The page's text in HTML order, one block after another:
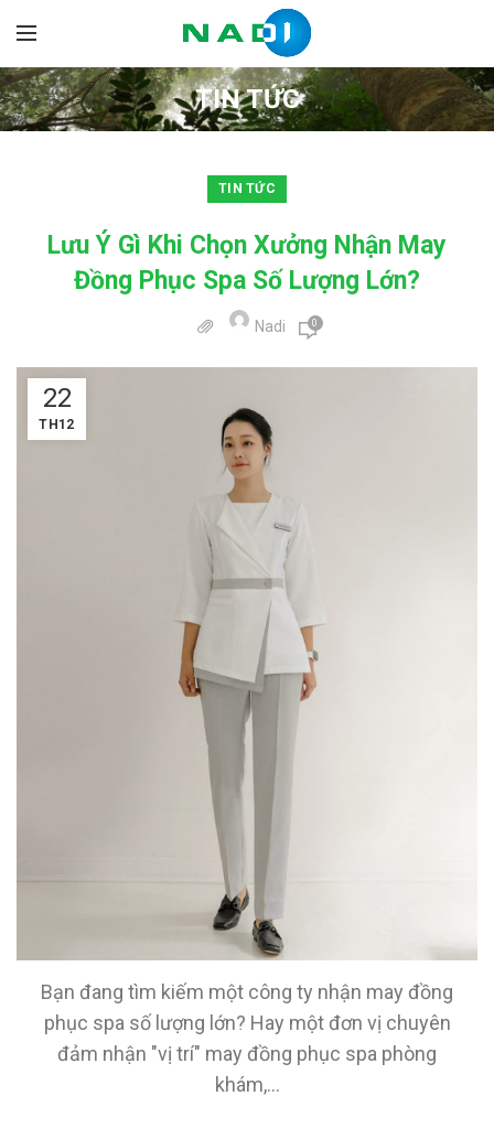
TIN TỨC
TIN TỨC
Lưu Ý Gì Khi Chọn Xưởng Nhận May
Đồng Phục Spa Số Lượng Lớn?
Nadi 0
22
TH12
Bạn đang tìm kiếm một công ty nhận may đồng
phục spa số lượng lớn? Hay một đơn vị chuyên
đảm nhận "vị trí" may đồng phục spa phòng
khám,...